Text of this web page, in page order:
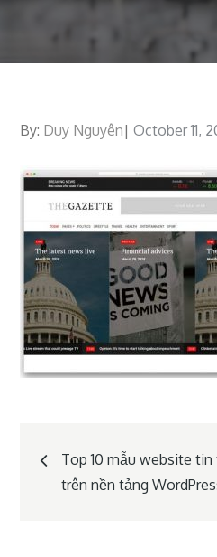
By: Duy Nguyên Posted
October 11,
Post
navigation
Top 10 mẫu website
trên nền tảng